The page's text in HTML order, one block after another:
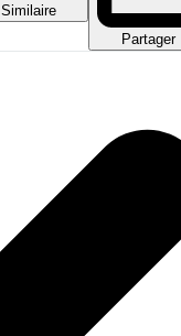
Similaire
Partager